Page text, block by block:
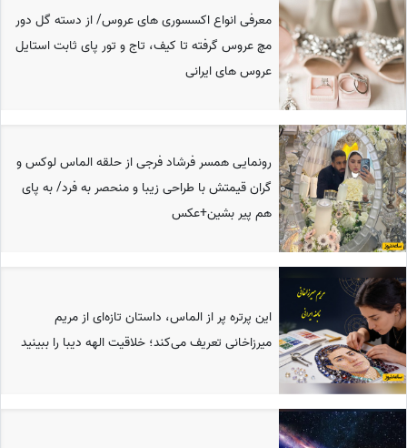
معرفی انواع اکسسوری های عروس/ از دسته گل دور
مچ عروس گرفته تا کیف، تاج و تور پای ثابت استایل
عروس های ایرانی
رونمایی همسر فرشاد فرجی از حلقه الماس لوکس و
گران قیمتش با طراحی زیبا و منحصر به فرد/ به پای
هم پیر بشین+عکس
این پرتره پر از الماس، داستان تازه‌ای از مریم
میرزاخانی تعریف می‌کند؛ خلاقیت الهه دیبا را ببینید